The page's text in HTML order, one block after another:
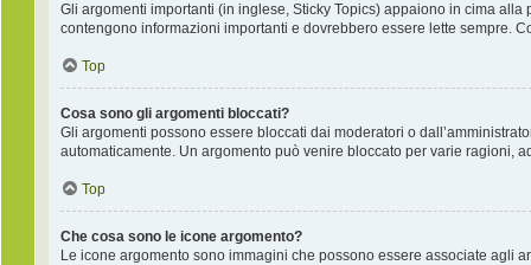
Gli argomenti importanti (in inglese, Sticky Topics) appaiono in cima
contengono informazioni importanti e dovrebbero essere lette sempre.
Top
Cosa sono gli argomenti bloccati?
Gli argomenti possono essere bloccati dai moderatori o
automaticamente. Un argomento può venire bloccato per varie ragioni,
Top
Che cosa sono le icone argomento?
Le icone argomento sono immagini che possono essere associate agli